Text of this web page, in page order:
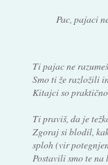
Pac, pajaci
Ti pajac ne
Smo ti že razložili
Kitajci so
Ti praviš, da je
Zgoraj si blodil,
sploh (vir
Postavili smo te na